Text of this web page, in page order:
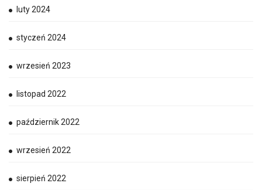
luty 2024
styczeń 2024
wrzesień 2023
listopad 2022
październik 2022
wrzesień 2022
sierpień 2022